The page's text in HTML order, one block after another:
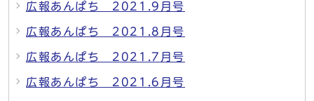
広報あんぱち 2021.9月号
広報あんぱち 2021.8月号
広報あんぱち 2021.7月号
広報あんぱち 2021.6月号